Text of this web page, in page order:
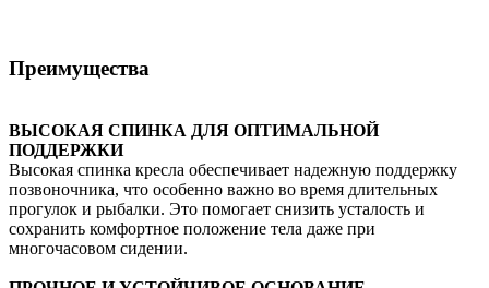
Преимущества
ВЫСОКАЯ СПИНКА ДЛЯ ОПТИМАЛЬНОЙ
ПОДДЕРЖКИ
Высокая спинка кресла обеспечивает надежную поддержку
позвоночника, что особенно важно во время длительных
прогулок и рыбалки. Это помогает снизить усталость и
сохранить комфортное положение тела даже при
многочасовом сидении.